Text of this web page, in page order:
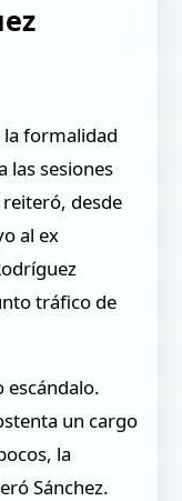
la formalidad
las sesiones
desde
al ex
tráfico de
escándalo.
un cargo
la
Sánchez.